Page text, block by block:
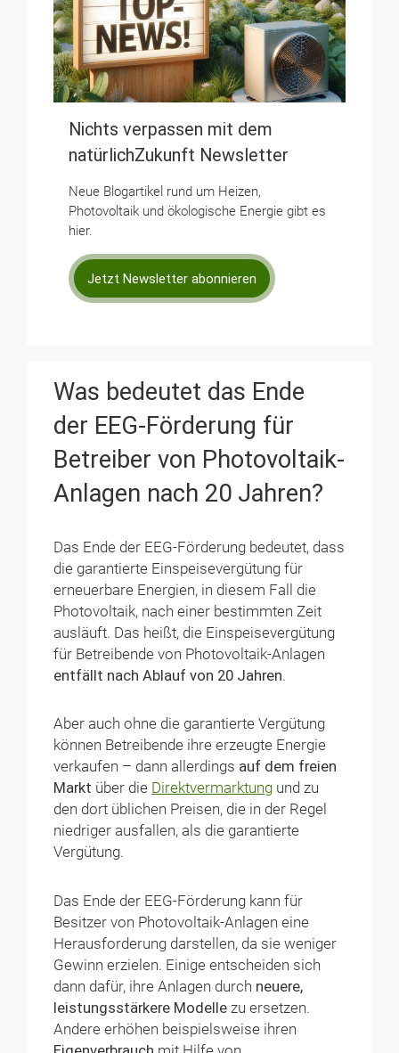
Nichts verpassen mit dem
natürlichZukunft Newsletter
Neue Blogartikel rund um Heizen,
Photovoltaik und ökologische Energie gibt es
hier.
Jetzt Newsletter abonnieren
Was bedeutet das Ende
der EEG-Förderung für
Betreiber von Photovoltaik-
Anlagen nach 20 Jahren?
Das Ende der EEG-Förderung bedeutet, dass
die garantierte Einspeisevergütung für
erneuerbare Energien, in diesem Fall die
Photovoltaik, nach einer bestimmten Zeit
ausläuft. Das heißt, die Einspeisevergütung
für Betreibende von Photovoltaik-Anlagen
entfällt nach Ablauf von 20 Jahren.
Aber auch ohne die garantierte Vergütung
können Betreibende ihre erzeugte Energie
verkaufen – dann allerdings auf dem freien
Markt über die Direktvermarktung und zu
den dort üblichen Preisen, die in der Regel
niedriger ausfallen, als die garantierte
Vergütung.
Das Ende der EEG-Förderung kann für
Besitzer von Photovoltaik-Anlagen eine
Herausforderung darstellen, da sie weniger
Gewinn erzielen. Einige entscheiden sich
dann dafür, ihre Anlagen durch neuere,
leistungsstärkere Modelle zu ersetzen.
Andere erhöhen beispielsweise ihren